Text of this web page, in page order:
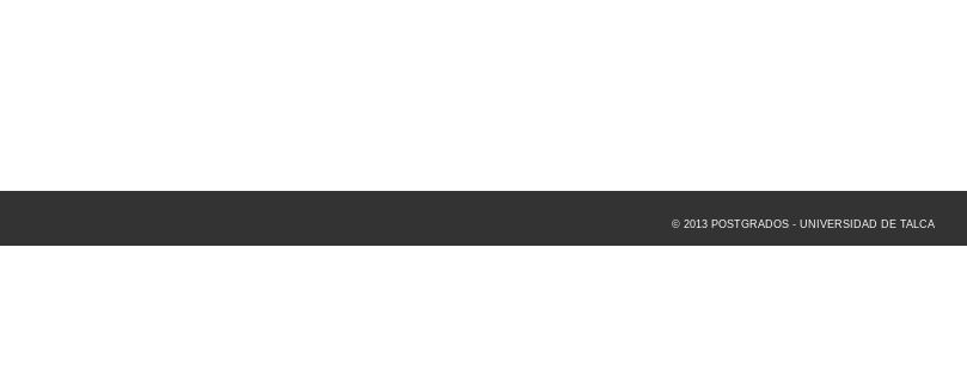
© 2013 POSTGRADOS - UNIVERSIDAD DE TALCA